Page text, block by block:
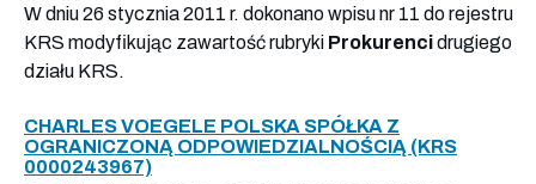
W dniu 26 stycznia 2011 r. dokonano wpisu nr 11 do rejestru
KRS modyfikując zawartość rubryki Prokurencidrugiego
działu KRS.
CHARLES VOEGELE POLSKA SPÓŁKA Z
OGRANICZONĄ ODPOWIEDZIALNOŚCIĄ (KRS
0000243967)